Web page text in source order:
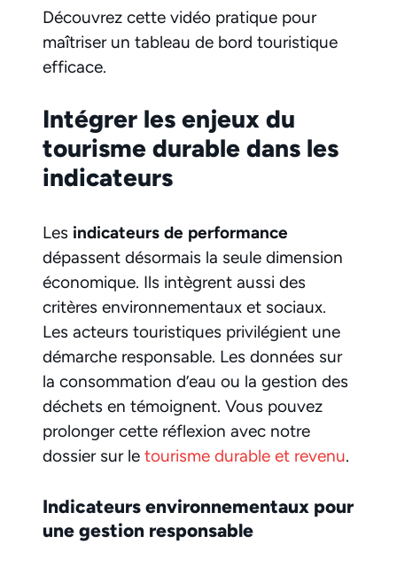
Découvrez cette vidéo pratique pour
maîtriser un tableau de bord touristique
efficace.
Intégrer les enjeux du
tourisme durable dans les
indicateurs
Les indicateurs de performance
dépassent désormais la seule dimension
économique. Ils intègrent aussi des
critères environnementaux et sociaux.
Les acteurs touristiques privilégient une
démarche responsable. Les données sur
la consommation d’eau ou la gestion des
déchets en témoignent. Vous pouvez
prolonger cette réflexion avec notre
dossier sur le tourisme durable et revenu.
Indicateurs environnementaux pour
une gestion responsable